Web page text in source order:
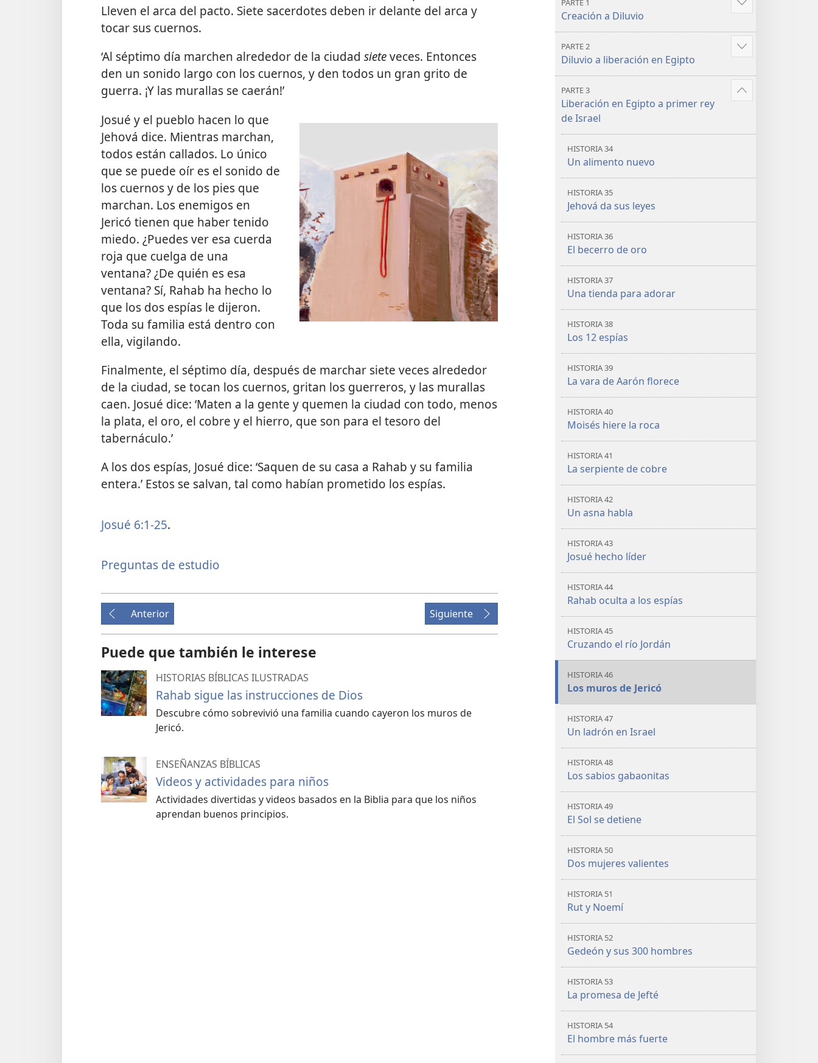
Lleven el arca del pacto. Siete sacerdotes deben ir delante del arca y
tocar sus cuernos.
‘Al séptimo día marchen alrededor de la ciudad sieteveces. Entonces
den un sonido largo con los cuernos, y den todos un gran grito de
guerra. ¡Y las murallas se caerán!’
Josué y el pueblo hacen lo que
Jehová dice. Mientras marchan,
todos están callados. Lo único
que se puede oír es el sonido de
los cuernos y de los pies que
marchan. Los enemigos en
Jericó tienen que haber tenido
miedo. ¿Puedes ver esa cuerda
roja que cuelga de una
ventana? ¿De quién es esa
ventana? Sí, Rahab ha hecho lo
que los dos espías le dijeron.
Toda su familia está dentro con
ella, vigilando.
Finalmente, el séptimo día, después de marchar siete veces alrededor
de la ciudad, se tocan los cuernos, gritan los guerreros, y las murallas
caen. Josué dice: ‘Maten a la gente y quemen la ciudad con todo, menos
la plata, el oro, el cobre y el hierro, que son para el tesoro del
tabernáculo.’
A los dos espías, Josué dice: ‘Saquen de su casa a Rahab y su familia
entera.’ Estos se salvan, tal como habían prometido los espías.
Josué 6:1-25.
Preguntas de estudio
Anterior Siguiente
Puede que también le interese
HISTORIAS BÍBLICAS ILUSTRADAS
Rahab sigue las instrucciones de Dios
Descubre cómo sobrevivió una familia cuando cayeron los muros de
Jericó.
ENSEÑANZAS BÍBLICAS
Videos y actividades para niños
Actividades divertidas y videos basados en la Biblia para que los niños
aprendan buenos principios.
PARTE 1
Creación a Diluvio
Mostrar
PARTE 2
Diluvio a liberación en Egipto
Mostrar
PARTE 3
Liberación en Egipto a primer rey
de Israel
Mostrar
HISTORIA 34
Un alimento nuevo
HISTORIA 35
Jehová da sus leyes
HISTORIA 36
El becerro de oro
HISTORIA 37
Una tienda para adorar
HISTORIA 38
Los 12 espías
HISTORIA 39
La vara de Aarón florece
HISTORIA 40
Moisés hiere la roca
HISTORIA 41
La serpiente de cobre
HISTORIA 42
Un asna habla
HISTORIA 43
Josué hecho líder
HISTORIA 44
Rahab oculta a los espías
HISTORIA 45
Cruzando el río Jordán
HISTORIA 46
Los muros de Jericó
HISTORIA 47
Un ladrón en Israel
HISTORIA 48
Los sabios gabaonitas
HISTORIA 49
El Sol se detiene
HISTORIA 50
Dos mujeres valientes
HISTORIA 51
Rut y Noemí
HISTORIA 52
Gedeón y sus 300 hombres
HISTORIA 53
La promesa de Jefté
HISTORIA 54
El hombre más fuerte